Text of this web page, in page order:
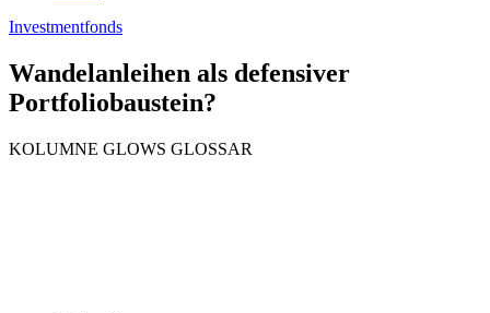
Investmentfonds
Wandelanleihen als defensiver
Portfoliobaustein?
KOLUMNE GLOWS GLOSSAR